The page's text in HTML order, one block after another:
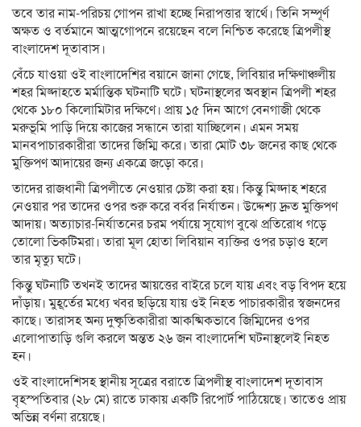
তবে তার নাম-পরিচয় গোপন রাখা হচ্ছে নিরাপত্তার স্বার্থে। তিনি সম্পূর্ণ
অক্ষত ও বর্তমানে আত্মগোপনে রয়েছেন বলে নিশ্চিত করেছে ত্রিপলীস্থ
বাংলাদেশ দূতাবাস।
বেঁচে যাওয়া ওই বাংলাদেশির বয়ানে জানা গেছে, লিবিয়ার দক্ষিণাঞ্চলীয়
শহর মিজ্দাহতে মর্মান্তিক ঘটনাটি ঘটে। ঘটনাস্থলের অবস্থান ত্রিপলী শহর
থেকে ১৮০ কিলোমিটার দক্ষিণে। প্রায় ১৫ দিন আগে বেনগাজী থেকে
মরুভূমি পাড়ি দিয়ে কাজের সন্ধানে তারা যাচ্ছিলেন। এমন সময়
মানবপাচারকারীরা তাদের জিম্মি করে। তারা মোট ৩৮ জনের কাছ থেকে
মুক্তিপণ আদায়ের জন্য একত্রে জড়ো করে।
তাদের রাজধানী ত্রিপলীতে নেওয়ার চেষ্টা করা হয়। কিন্তু মিজ্দাহ শহরে
নেওয়ার পর তাদের ওপর শুরু করে বর্বর নির্যাতন। উদ্দেশ্য দ্রুত মুক্তিপণ
আদায়। অত্যাচার-নির্যাতনের চরম পর্যায়ে সূযোগ বুঝে প্রতিরোধ গড়ে
তোলো ভিকটিমরা। তারা মূল হোতা লিবিয়ান ব্যক্তির ওপর চড়াও হলে
তার মৃত্যু ঘটে।
কিন্তু ঘটনাটি তখনই তাদের আয়ত্তের বাইরে চলে যায় এবং বড় বিপদ হয়ে
দাঁড়ায়। মুহূর্তের মধ্যে খবর ছড়িয়ে যায় ওই নিহত পাচারকারীর স্বজনদের
কাছে। তারাসহ অন্য দুষ্কৃতিকারীরা আকষ্মিকভাবে জিম্মিদের ওপর
এলোপাতাড়ি গুলি করলে অন্তত ২৬ জন বাংলাদেশি ঘটনাস্থলেই নিহত
হন।
ওই বাংলাদেশিসহ স্থানীয় সূত্রের বরাতে ত্রিপলীস্থ বাংলাদেশ দূতাবাস
বৃহস্পতিবার (২৮ মে) রাতে ঢাকায় একটি রিপোর্ট পাঠিয়েছে। তাতেও প্রায়
অভিন্ন বর্ণনা রয়েছে।